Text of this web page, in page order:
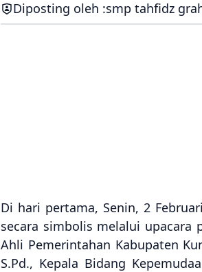
Diposting oleh :smp tahfidz
Di hari pertama, Senin, 2
secara simbolis melalui upacara
Ahli Pemerintahan Kabupaten
S.Pd., Kepala Bidang